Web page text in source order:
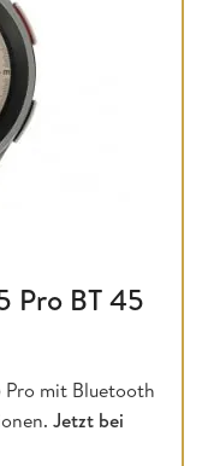
Pro BT 45
Pro mit Bluetooth
Jetzt bei